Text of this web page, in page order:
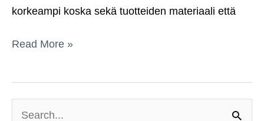
korkeampi koska sekä tuotteiden materiaali että
Sacama
Avainlippu
Read More »